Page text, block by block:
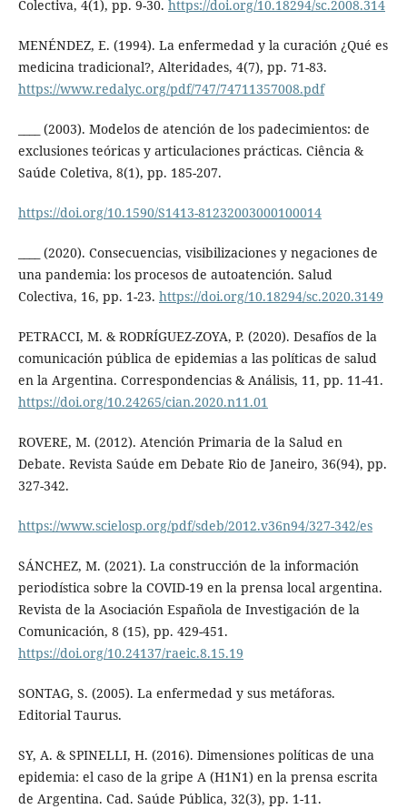
Colectiva, 4(1), pp. 9-30. https://doi.org/10.18294/sc.2008.314
MENÉNDEZ, E. (1994). La enfermedad y la curación ¿Qué es
medicina tradicional?, Alteridades, 4(7), pp. 71-83.
https://www.redalyc.org/pdf/747/74711357008.pdf
____ (2003). Modelos de atención de los padecimientos: de
exclusiones teóricas y articulaciones prácticas. Ciência &
Saúde Coletiva, 8(1), pp. 185-207.
https://doi.org/10.1590/S1413-81232003000100014
____ (2020). Consecuencias, visibilizaciones y negaciones de
una pandemia: los procesos de autoatención. Salud
Colectiva, 16, pp. 1-23. https://doi.org/10.18294/sc.2020.3149
PETRACCI, M. & RODRÍGUEZ-ZOYA, P. (2020). Desafíos de la
comunicación pública de epidemias a las políticas de salud
en la Argentina. Correspondencias & Análisis, 11, pp. 11-41.
https://doi.org/10.24265/cian.2020.n11.01
ROVERE, M. (2012). Atención Primaria de la Salud en
Debate. Revista Saúde em Debate Rio de Janeiro, 36(94), pp.
327-342.
https://www.scielosp.org/pdf/sdeb/2012.v36n94/327-342/es
SÁNCHEZ, M. (2021). La construcción de la información
periodística sobre la COVID-19 en la prensa local argentina.
Revista de la Asociación Española de Investigación de la
Comunicación, 8 (15), pp. 429-451.
https://doi.org/10.24137/raeic.8.15.19
SONTAG, S. (2005). La enfermedad y sus metáforas.
Editorial Taurus.
SY, A. & SPINELLI, H. (2016). Dimensiones políticas de una
epidemia: el caso de la gripe A (H1N1) en la prensa escrita
de Argentina. Cad. Saúde Pública, 32(3), pp. 1-11.